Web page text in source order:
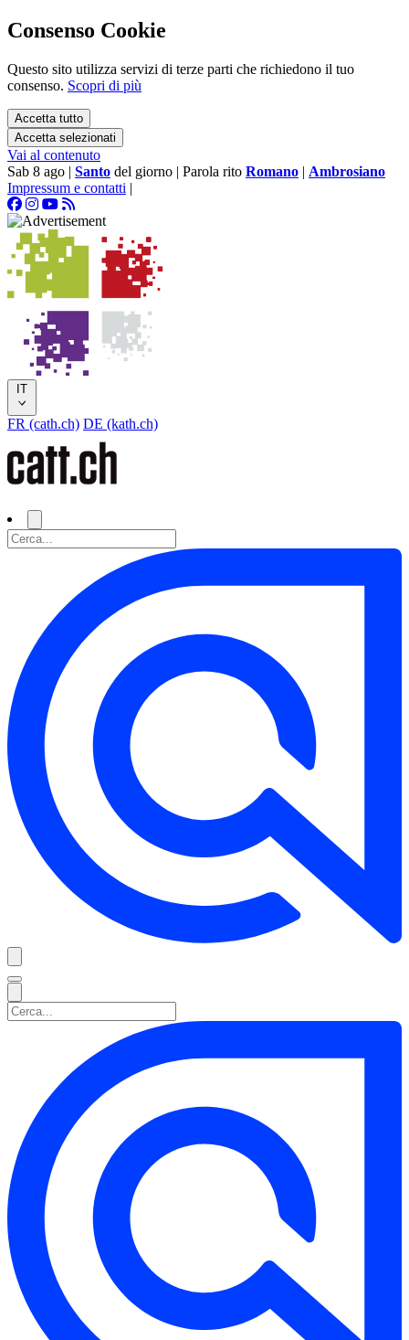
Consenso Cookie
Questo sito utilizza servizi di terze parti che richiedono il tuo
consenso. Scopri di più
Accetta tutto
Accetta selezionati
Vai al contenuto
Sab 8 ago | Santo del giorno | Parola rito Romano | Ambrosiano
Impressum e contatti |
IT
FR (cath.ch) DE (kath.ch)